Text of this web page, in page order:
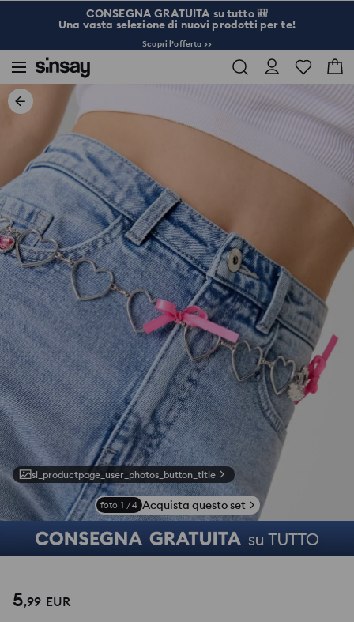
CONSEGNA GRATUITA su tutto 🎒
Una vasta selezione di nuovi prodotti per te!
Scopri l’offerta >>
si_productpage_user_photos_button_title
foto 1 /4 Acquista questo set
5,99 EUR